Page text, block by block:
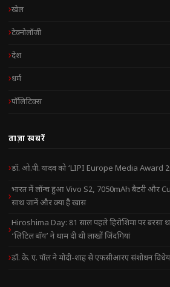
खेल
टेक्नोलॉजी
देश
धर्म
पॉलिटिक्स
ताज़ा खबरें
डॉ. ओ.पी. यादव को ‘LIPI Europe Media Award
भारत में लॉन्च हुआ Vivo S2, 7050mAh बैटरी और
साथ जानें और क्या है खास
Hiroshima Day: 81 साल पहले हिरोशिमा पर बरसा
‘लिटिल बॉय’ ने थाम दी थी लाखों जिंदगियां
डॉ. के. ए. पॉल ने मोदी-शाह से एफसीआरए संशोधन